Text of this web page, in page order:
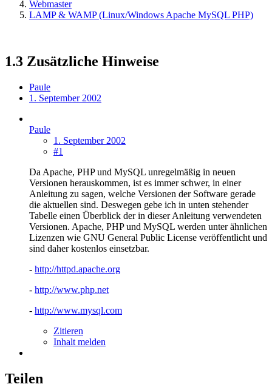
Webmaster
LAMP & WAMP (Linux/Windows Apache MySQL PHP)
1.3 Zusätzliche Hinweise
Paule
1. September 2002
Paule
1. September 2002
#1
Da Apache, PHP und MySQL unregelmäßig in neuen
Versionen herauskommen, ist es immer schwer, in einer
Anleitung zu sagen, welche Versionen der Software gerade
die aktuellen sind. Deswegen gebe ich in unten stehender
Tabelle einen Überblick der in dieser Anleitung verwendeten
Versionen. Apache, PHP und MySQL werden unter ähnlichen
Lizenzen wie GNU General Public License veröffentlicht und
sind daher kostenlos einsetzbar.
- http://httpd.apache.org
- http://www.php.net
- http://www.mysql.com
Zitieren
Inhalt melden
Teilen